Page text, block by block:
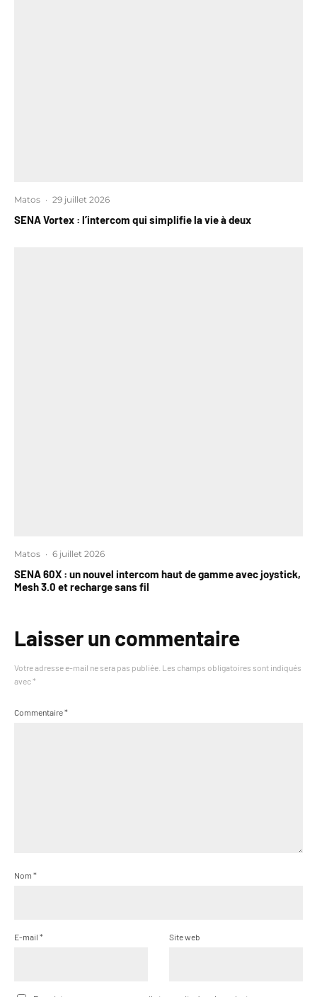
Matos · 29 juillet 2026
SENA Vortex : l’intercom qui simplifie la vie à deux
Matos · 6 juillet 2026
SENA 60X : un nouvel intercom haut de gamme avec joystick,
Mesh 3.0 et recharge sans fil
Laisser un commentaire
Votre adresse e-mail ne sera pas publiée. Les champs obligatoires sont indiqués
avec *
Commentaire*
Nom *
E-mail * Site web